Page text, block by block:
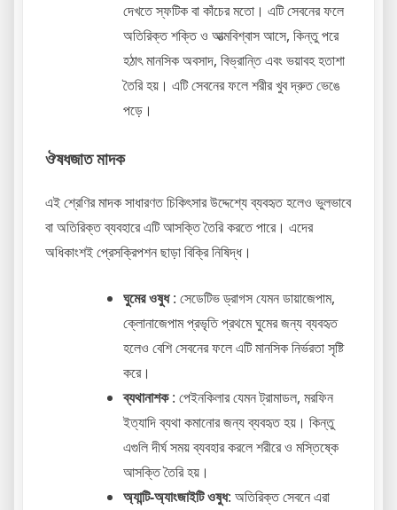
দেখতে স্ফটিক বা কাঁচের মতো। এটি সেবনের ফলে
অতিরিক্ত শক্তি ও আত্মবিশ্বাস আসে, কিন্তু পরে
হঠাৎ মানসিক অবসাদ, বিভ্রান্তি এবং ভয়াবহ হতাশা
তৈরি হয়। এটি সেবনের ফলে শরীর খুব দ্রুত ভেঙে
পড়ে।
ঔষধজাত মাদক
এই শ্রেণির মাদক সাধারণত চিকিৎসার উদ্দেশ্যে ব্যবহৃত হলেও ভুলভাবে
বা অতিরিক্ত ব্যবহারে এটি আসক্তি তৈরি করতে পারে। এদের
অধিকাংশই প্রেসক্রিপশন ছাড়া বিক্রি নিষিদ্ধ।
ঘুমের ওষুধ: সেডেটিভ ড্রাগস যেমন ডায়াজেপাম,
ক্লোনাজেপাম প্রভৃতি প্রথমে ঘুমের জন্য ব্যবহৃত
হলেও বেশি সেবনের ফলে এটি মানসিক নির্ভরতা সৃষ্টি
করে।
ব্যথানাশক: পেইনকিলার যেমন ট্রামাডল, মরফিন
ইত্যাদি ব্যথা কমানোর জন্য ব্যবহৃত হয়। কিন্তু
এগুলি দীর্ঘ সময় ব্যবহার করলে শরীরে ও মস্তিষ্কে
আসক্তি তৈরি হয়।
অ্যান্টি-অ্যাংজাইটি ওষুধ: অতিরিক্ত সেবনে এরা